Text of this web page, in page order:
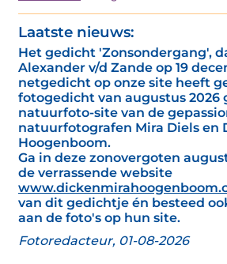
Laatste nieuws:
Het gedicht 'Zonsondergang',
Alexander v/d Zande op 19
netgedicht op onze site heeft
fotogedicht van augustus 2026
natuurfoto-site van de
natuurfotografen Mira Diels en
Hoogenboom.
Ga in deze zonovergoten
de verrassende website
van dit gedichtje én besteed
aan de foto's op hun site.
Fotoredacteur, 01-08-2026